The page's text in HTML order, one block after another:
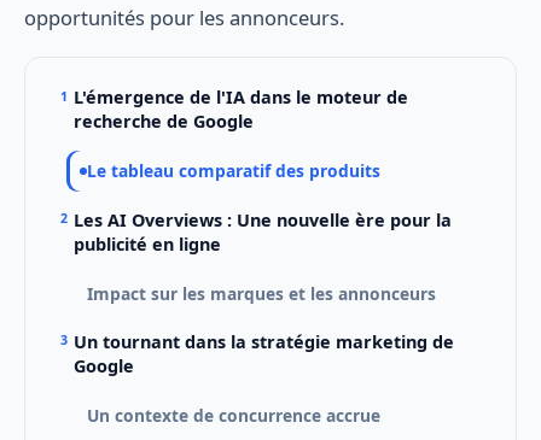
opportunités pour les annonceurs.
L'émergence de l'IA dans le moteur de
recherche de Google
Le tableau comparatif des produits
Les AI Overviews : Une nouvelle ère pour la
publicité en ligne
Impact sur les marques et les annonceurs
Un tournant dans la stratégie marketing de
Google
Un contexte de concurrence accrue